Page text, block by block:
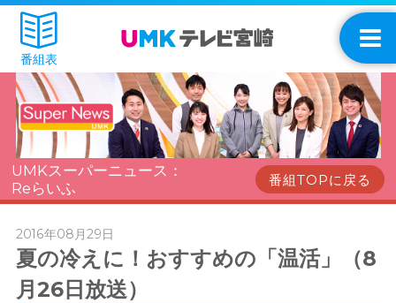
番組表
UMKスーパーニュース：
Reらいふ
番組TOPに戻る
2016年08月29日
夏の冷えに！おすすめの「温活」（8
月26日放送）